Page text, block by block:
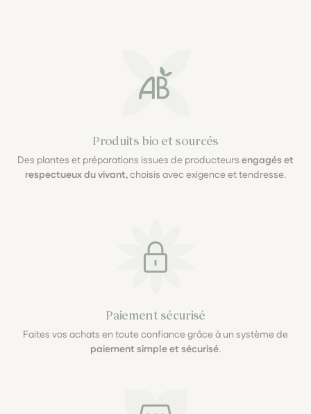
Produits bio et sourcés
Des plantes et préparations issues de producteurs engagés et
respectueux du vivant, choisis avec exigence et tendresse.
Paiement sécurisé
Faites vos achats en toute confiance grâce à un système de
paiement simple et sécurisé.